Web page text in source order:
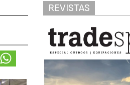
REVISTAS